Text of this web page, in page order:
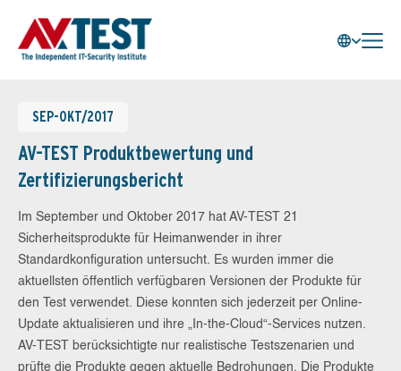
SEP-OKT/2017
AV-TEST Produktbewertung und
Zertifizierungsbericht
Im September und Oktober 2017 hat AV-TEST 21
Sicherheitsprodukte für Heimanwender in ihrer
Standardkonfiguration untersucht. Es wurden immer die
aktuellsten öffentlich verfügbaren Versionen der Produkte für
den Test verwendet. Diese konnten sich jederzeit per Online-
Update aktualisieren und ihre „In-the-Cloud“-Services nutzen.
AV-TEST berücksichtigte nur realistische Testszenarien und
prüfte die Produkte gegen aktuelle Bedrohungen. Die Produkte